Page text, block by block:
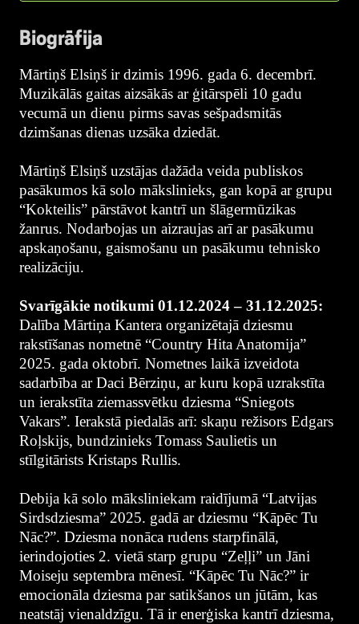
Biogrāfija
Mārtiņš Elsiņš ir dzimis 1996. gada 6. decembrī.
Muzikālās gaitas aizsākās ar ģitārspēli 10 gadu
vecumā un dienu pirms savas sešpadsmitās
dzimšanas dienas uzsāka dziedāt.
Mārtiņš Elsiņš uzstājas dažāda veida publiskos
pasākumos kā solo mākslinieks, gan kopā ar grupu
“Kokteilis” pārstāvot kantrī un šlāgermūzikas
žanrus. Nodarbojas un aizraujas arī ar pasākumu
apskaņošanu, gaismošanu un pasākumu tehnisko
realizāciju.
Svarīgākie notikumi 01.12.2024 – 31.12.2025:
Dalība Mārtiņa Kantera organizētajā dziesmu
rakstīšanas nometnē “Country Hita Anatomija”
2025. gada oktobrī. Nometnes laikā izveidota
sadarbība ar Daci Bērziņu, ar kuru kopā uzrakstīta
un ierakstīta ziemassvētku dziesma “Sniegots
Vakars”. Ierakstā piedalās arī: skaņu režisors Edgars
Roļskijs, bundzinieks Tomass Saulietis un
stīlgitārists Kristaps Rullis.
Debija kā solo māksliniekam raidījumā “Latvijas
Sirdsdziesma” 2025. gadā ar dziesmu “Kāpēc Tu
Nāc?”. Dziesma nonāca rudens starpfinālā,
ierindojoties 2. vietā starp grupu “Zeļļi” un Jāni
Moiseju septembra mēnesī. “Kāpēc Tu Nāc?” ir
emocionāla dziesma par satikšanos un jūtām, kas
neatstāj vienaldzīgu. Tā ir enerģiska kantrī dziesma,